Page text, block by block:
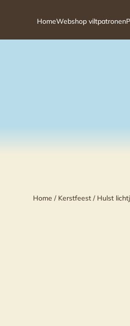
HomeWebshop viltpatronen
Home / Kerstfeest / Hulst